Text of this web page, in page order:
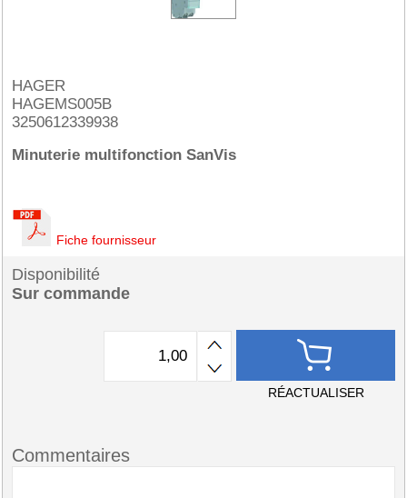
HAGER
HAGEMS005B
3250612339938
Minuterie multifonction SanVis
Fiche fournisseur
Disponibilité
Sur commande
RÉACTUALISER
Commentaires